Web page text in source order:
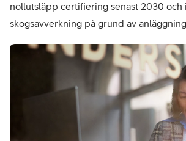
nollutsläpp certifiering senast 2030 och
skogsavverkning på grund av